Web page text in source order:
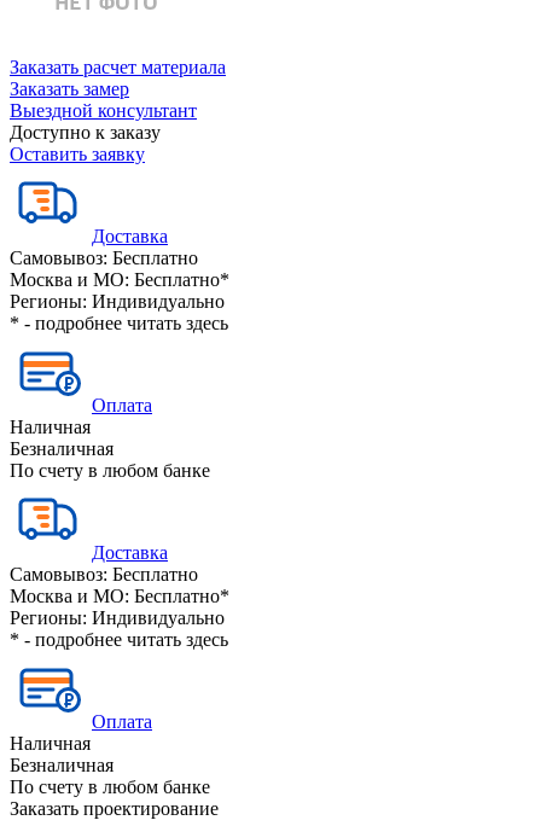
Заказать расчет материала
Заказать замер
Выездной консультант
Доступно к заказу
Оставить заявку
Доставка
Самовывоз: Бесплатно
Москва и МО: Бесплатно*
Регионы: Индивидуально
* - подробнее читать здесь
Оплата
Наличная
Безналичная
По счету в любом банке
Доставка
Самовывоз: Бесплатно
Москва и МО: Бесплатно*
Регионы: Индивидуально
* - подробнее читать здесь
Оплата
Наличная
Безналичная
По счету в любом банке
Заказать проектирование